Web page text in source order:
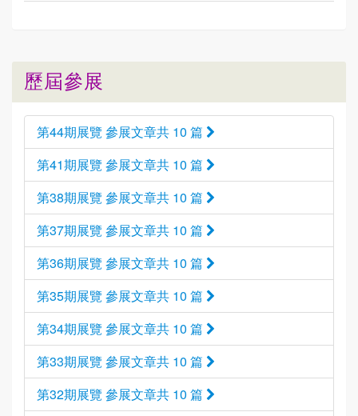
歷屆參展
第44期展覽 參展文章共 10 篇
第41期展覽 參展文章共 10 篇
第38期展覽 參展文章共 10 篇
第37期展覽 參展文章共 10 篇
第36期展覽 參展文章共 10 篇
第35期展覽 參展文章共 10 篇
第34期展覽 參展文章共 10 篇
第33期展覽 參展文章共 10 篇
第32期展覽 參展文章共 10 篇